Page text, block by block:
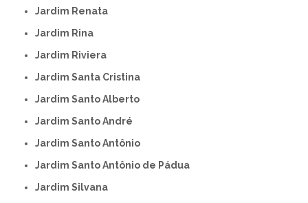
Jardim Renata
Jardim Rina
Jardim Riviera
Jardim Santa Cristina
Jardim Santo Alberto
Jardim Santo André
Jardim Santo Antônio
Jardim Santo Antônio de Pádua
Jardim Silvana